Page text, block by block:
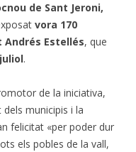
de Sant Jeroni,
vora 170
Estellés, que
.
de la iniciativa,
dels municipis i la
felicitat «per poder dur
els pobles de la vall,